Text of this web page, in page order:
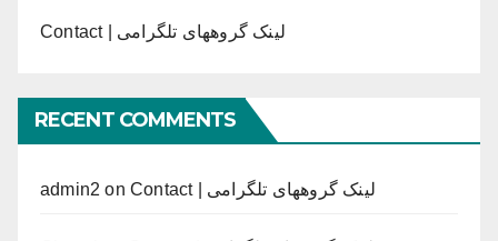
Contact | لینک گروههای تلگرامی
RECENT COMMENTS
admin2 on Contact | لینک گروههای تلگرامی